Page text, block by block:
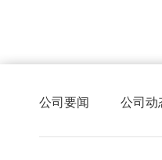
公司要闻 公司动